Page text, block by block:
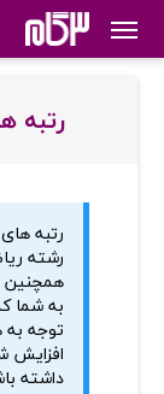
رتبه
رتبه
رشته
به شما
توجه
افزایش
داشته